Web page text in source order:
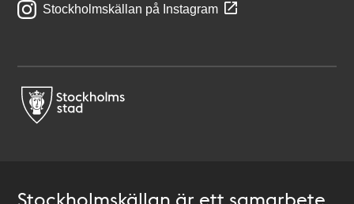
Stockholmskällan på Instagram
Stockholmskällan är ett samarbete